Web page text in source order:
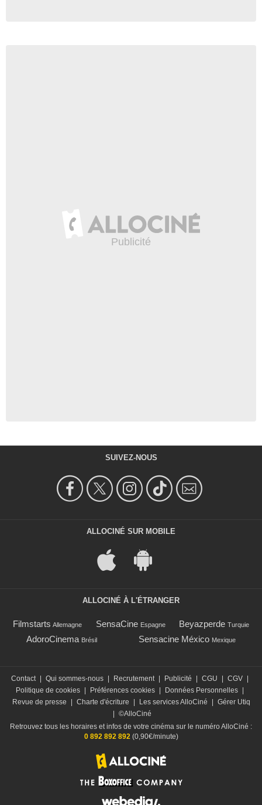
SUIVEZ-NOUS
ALLOCINÉ SUR MOBILE
ALLOCINÉ À L'ÉTRANGER
Filmstarts Allemagne SensaCine Espagne Beyazperde Turquie
AdoroCinema Brésil Sensacine México Mexique
Contact | Qui sommes-nous | Recrutement | Publicité | CGU | CGV |
Politique de cookies | Préférences cookies | Données Personnelles |
Revue de presse
| Charte d'écriture | Les services AlloCiné | Gérer Utiq
| ©AlloCiné
Retrouvez tous les horaires et infos de votre cinéma sur le numéro AlloCiné :
0 892 892 892(0,90€/minute)